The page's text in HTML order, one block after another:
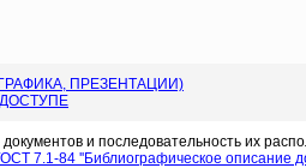
ГРАФИКА, ПРЕЗЕНТАЦИИ)
и последовательность их
7.1-84 ''Библиографическое описание